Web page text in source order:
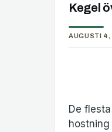
Kegel
AUGUSTI 4,
De